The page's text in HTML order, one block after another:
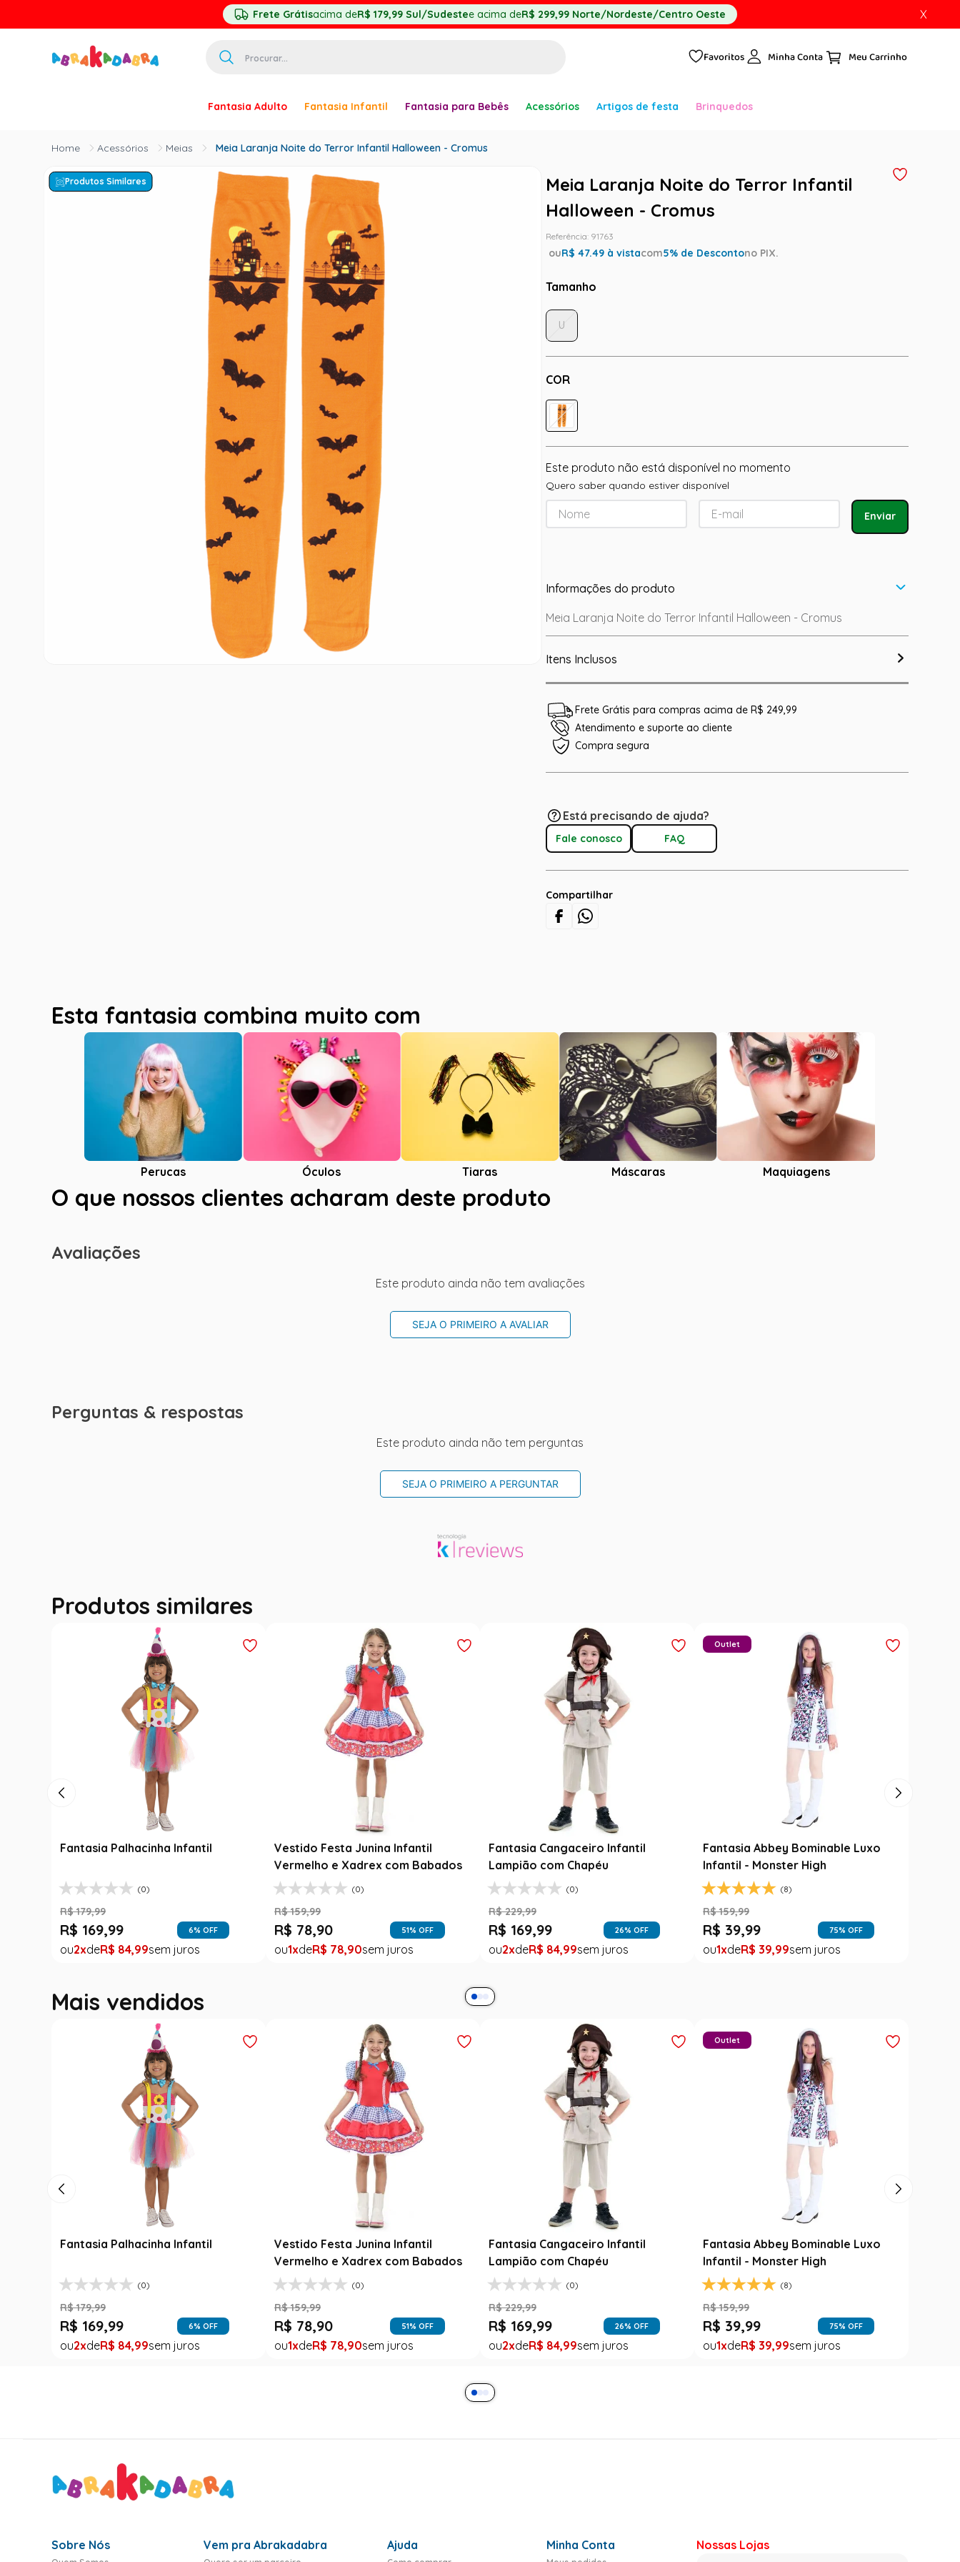
Frete Grátisacima deR$ 179,99 Sul/Sudestee acima deR$ 299,99 Norte/Nordeste/Centro Oeste X
Favoritos Minha Conta
Fantasia Adulto Fantasia Infantil Fantasia para Bebês Acessórios Artigos de festa Brinquedos
Acessórios Meias Meia Laranja Noite do Terror Infantil Halloween - Cromus
Produtos Similares
Meia Laranja Noite do Terror Infantil
Halloween - Cromus
Referência: 91763
ouR$47.49 à vistacom5% de Descontono PIX.
Tamanho
COR
U
Este produto não está disponível no momento
Quero saber quando estiver disponível
Enviar
Informações do produto
Meia Laranja Noite do Terror Infantil Halloween - Cromus
Itens Inclusos
Frete Grátis para compras acima de R$ 249,99
Atendimento e suporte ao cliente
Compra segura
Está precisando de ajuda?
Fale conosco FAQ
Compartilhar
Esta fantasia combina muito com
Perucas Óculos Tiaras Máscaras Maquiagens
O que nossos clientes acharam deste produto
Avaliações
Este produto ainda não tem avaliações
SEJA O PRIMEIRO A AVALIAR
Perguntas & respostas
Este produto ainda não tem perguntas
SEJA O PRIMEIRO A PERGUNTAR
Produtos similares
Fantasia Palhacinha Infantil
(0)
R$ 179,99
R$ 169,99 6% OFF
2 R$ 84,99
Vestido Festa Junina Infantil
Vermelho e Xadrex com Babados
(0)
R$ 159,99
R$ 78,90 51% OFF
1 R$ 78,90
Fantasia Cangaceiro Infantil
Lampião com Chapéu
(0)
R$ 229,99
R$ 169,99 26% OFF
2 R$ 84,99
Fantasia Abbey Bominable Luxo
Infantil - Monster High
(8)
Outlet
R$ 159,99
R$ 39,99 75% OFF
1 R$ 39,99
Mais vendidos
Fantasia Palhacinha Infantil
(0)
R$ 179,99
R$ 169,99 6% OFF
2 R$ 84,99
Vestido Festa Junina Infantil
Vermelho e Xadrex com Babados
(0)
R$ 159,99
R$ 78,90 51% OFF
1 R$ 78,90
Fantasia Cangaceiro Infantil
Lampião com Chapéu
(0)
R$ 229,99
R$ 169,99 26% OFF
2 R$ 84,99
Fantasia Abbey Bominable Luxo
Infantil - Monster High
(8)
Outlet
R$ 159,99
R$ 39,99 75% OFF
1 R$ 39,99
Sobre Nós Vem pra Abrakadabra Ajuda Minha Conta Nossas Lojas
princesa
paquita
harry potter
6
palhaço
7º
kpop
8º
branca neve
toy story
10